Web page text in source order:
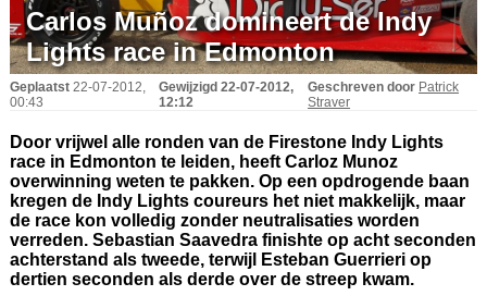
Indy 500
English
Carlos Muñoz domineert de Indy
Lights race in Edmonton
Geplaatst 22-07-2012,
00:43
Gewijzigd 22-07-2012,
12:12
Geschreven door Patrick
Straver
Door vrijwel alle ronden van de Firestone Indy Lights
race in Edmonton te leiden, heeft Carloz Munoz
overwinning weten te pakken. Op een opdrogende baan
kregen de Indy Lights coureurs het niet makkelijk, maar
de race kon volledig zonder neutralisaties worden
verreden. Sebastian Saavedra finishte op acht seconden
achterstand als tweede, terwijl Esteban Guerrieri op
dertien seconden als derde over de streep kwam.